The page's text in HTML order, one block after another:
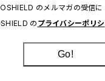
のメルマガの受信に
の プライバシーポリシ
Go!